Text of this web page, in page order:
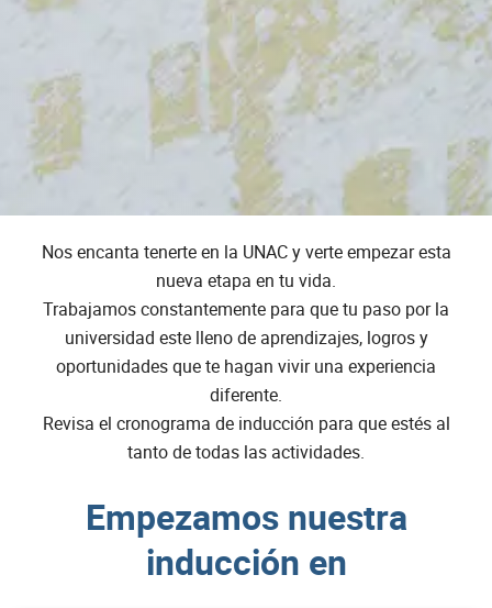
Nos encanta tenerte en la UNAC y verte empezar esta
nueva etapa en tu vida.
Trabajamos constantemente para que tu paso por la
universidad este lleno de aprendizajes, logros y
oportunidades que te hagan vivir una experiencia
diferente.
Revisa el cronograma de inducción para que estés al
tanto de todas las actividades.
Empezamos nuestra
inducción en